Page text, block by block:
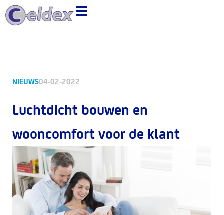
naar
NIEUWS04-02-2022
Luchtdicht bouwen en
wooncomfort voor de klant